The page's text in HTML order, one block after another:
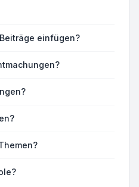
einfügen?